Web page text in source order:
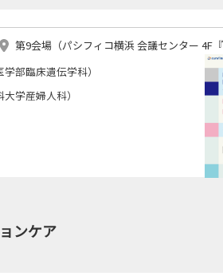
第9会場（パシフィコ横浜 会議センター 4F『
学部臨床遺伝学科）
大学産婦人科）
ンケア